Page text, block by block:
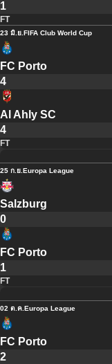
1
FT
23 มิ.ย. FIFA Club World Cup
FC Porto
4
Al Ahly SC
4
FT
25 ก.ย. Europa League
Salzburg
0
FC Porto
1
FT
02 ต.ค. Europa League
FC Porto
2